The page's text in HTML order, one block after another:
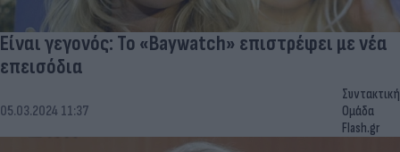
Είναι γεγονός: Το «Baywatch» επιστρέφει με νέα
επεισόδια
05.03.2024 11:37
Συντακτική
Ομάδα
Flash.gr